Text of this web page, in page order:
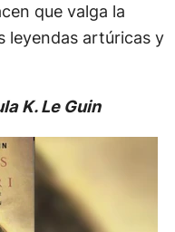
que valga la
leyendas artúricas y
K. Le Guin